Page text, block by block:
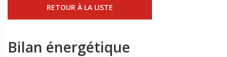
RETOUR À LA LISTE
Bilan énergétique